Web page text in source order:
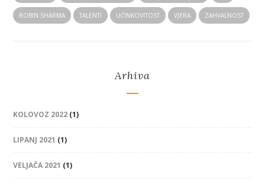
ROBIN SHARMA TALENTI UČINKOVITOST VJERA ZAHVALNOST
Arhiva
KOLOVOZ 2022 (1)
LIPANJ 2021 (1)
VELJAČA 2021 (1)